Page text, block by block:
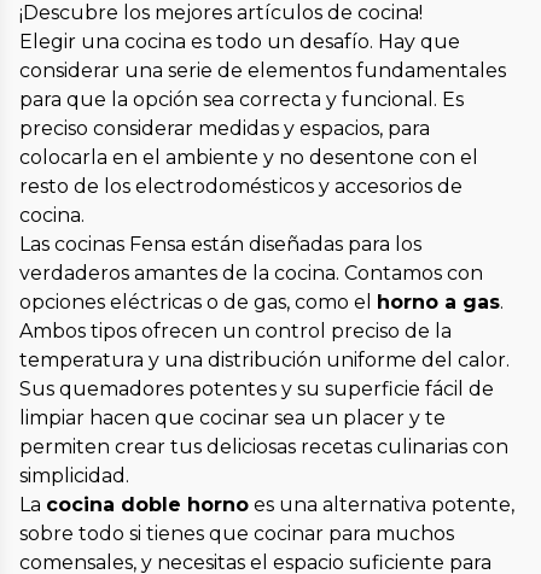
¡Descubre los mejores artículos de cocina!
Elegir una cocina es todo un desafío. Hay que
considerar una serie de elementos fundamentales
para que la opción sea correcta y funcional. Es
preciso considerar medidas y espacios, para
colocarla en el ambiente y no desentone con el
resto de los electrodomésticos y accesorios de
cocina.
Las cocinas Fensa están diseñadas para los
verdaderos amantes de la cocina. Contamos con
opciones eléctricas o de gas, como el
horno a gas.
Ambos tipos ofrecen un control preciso de la
temperatura y una distribución uniforme del calor.
Sus quemadores potentes y su superficie fácil de
limpiar hacen que cocinar sea un placer y te
permiten crear tus deliciosas recetas culinarias con
simplicidad.
La cocina doble horno es una alternativa potente,
sobre todo si tienes que cocinar para muchos
comensales, y necesitas el espacio suficiente para